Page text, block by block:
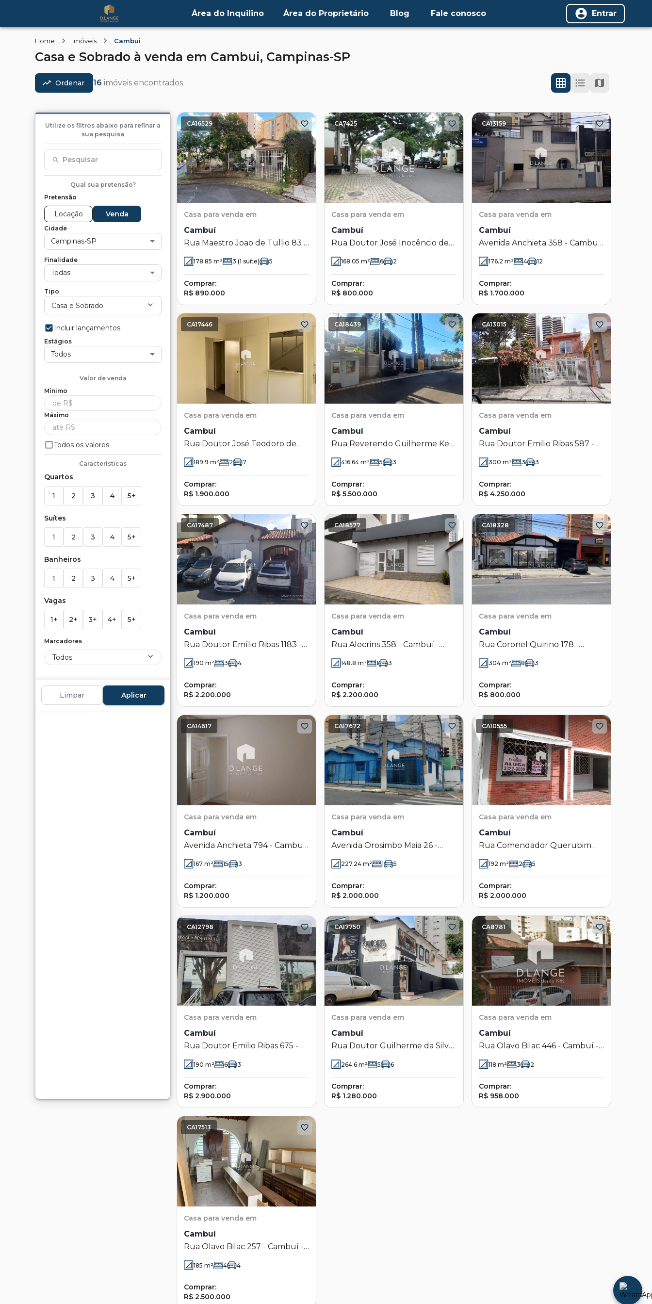
Área do Inquilino Área do Proprietário Blog Fale conosco Entrar
Home Imóveis Cambui
Casa e Sobrado à venda em Cambui, Campinas-SP
Ordenar 16 imóveis encontrados
Utilize os filtros abaixo para refinar a
sua pesquisa
Pesquisar
Qual sua pretensão?
Pretensão
Locação Venda
Cidade
Campinas-SP
Finalidade
Todas
Tipo
Casa e Sobrado
Incluir lançamentos
Estágios
Todos
Valor de venda
Mínimo
Máximo
Todos os valores
Características
Quartos
1 2 3 4 5+
Suítes
1 2 3 4 5+
Banheiros
1 2 3 4 5+
Vagas
1+ 2+ 3+ 4+ 5+
Marcadores
Todos
Limpar Aplicar
CA16529
Casa para venda em
Cambuí
Rua Maestro Joao de Tullio 83 -
Cambuí - Campinas - SP
178.85 m² 3 (1 suíte) 5
Comprar:
R$ 890.000
CA7425
Casa para venda em
Cambuí
Rua Doutor José Inocêncio de
Campos 239 - Cambuí -
Campinas - SP
168.05 m² 6 2
Comprar:
R$ 800.000
CA13159
Casa para venda em
Cambuí
Avenida Anchieta 358 - Cambuí
- Campinas - SP
176.2 m² 4 12
Comprar:
R$ 1.700.000
CA17446
Casa para venda em
Cambuí
Rua Doutor José Teodoro de
SP189.9 m² 2 7
Comprar:
R$ 1.900.000
CA18439
Casa para venda em
Cambuí
Rua Reverendo Guilherme Kerr
416.64 m² 5 3
Comprar:
R$ 5.500.000
CA13015
Casa para venda em
Cambuí
Rua Doutor Emilio Ribas 587 -
300 m² 3 3
Comprar:
R$ 4.250.000
CA17487
Casa para venda em
Cambuí
Rua Doutor Emílio Ribas 1183 -
190 m² 3 4
Comprar:
R$ 2.200.000
CA18577
Casa para venda em
Cambuí
Rua Alecrins 358 - Cambuí -
148.8 m² 1 3
Comprar:
R$ 2.200.000
CA18328
Casa para venda em
Cambuí
Rua Coronel Quirino 178 -
304 m² 8 3
Comprar:
R$ 800.000
CA14617
Casa para venda em
Cambuí
Avenida Anchieta 794 - Cambuí
167 m² 15 3
Comprar:
R$ 1.200.000
CA17672
Casa para venda em
Cambuí
Avenida Orosimbo Maia 26 -
227.24 m² 1 5
Comprar:
R$ 2.000.000
CA10555
Casa para venda em
Cambuí
Rua Comendador Querubim
SP192 m² 2 5
Comprar:
R$ 2.000.000
CA12798
Casa para venda em
Cambuí
Rua Doutor Emilio Ribas 675 -
Cambuí - Campinas - SP
190 m² 6 3
Comprar:
R$ 2.900.000
CA17750
Casa para venda em
Cambuí
Rua Doutor Guilherme da Silva
118 - Cambuí - Campinas - SP
264.6 m² 5 6
Comprar:
R$ 1.280.000
CA8781
Casa para venda em
Cambuí
Rua Olavo Bilac 446 - Cambuí -
Campinas - SP
118 m² 3 2
Comprar:
R$ 958.000
CA17513
Casa para venda em
Cambuí
Rua Olavo Bilac 257 - Cambuí -
Campinas - SP
185 m² 4 4
Comprar:
R$ 2.500.000